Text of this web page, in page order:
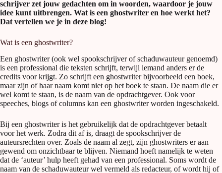
schrijver zet jouw gedachten om in woorden, waardoor je jouw
idee kunt uitbrengen. Wat is een ghostwriter en hoe werkt het?
Dat vertellen we je in deze blog!
Wat is een ghostwriter?
Een ghostwriter (ook wel spookschrijver of schaduwauteur genoemd)
is een professional die teksten schrijft, terwijl iemand anders er de
credits voor krijgt. Zo schrijft een ghostwriter bijvoorbeeld een boek,
maar zijn of haar naam komt niet op het boek te staan. De naam die er
wel komt te staan, is de naam van de opdrachtgever. Ook voor
speeches, blogs of columns kan een ghostwriter worden ingeschakeld.
Bij een ghostwriter is het gebruikelijk dat de opdrachtgever betaalt
voor het werk. Zodra dit af is, draagt de spookschrijver de
auteursrechten over. Zoals de naam al zegt, zijn ghostwriters er aan
gewend om onzichtbaar te blijven. Niemand hoeft namelijk te weten
dat de ‘auteur’ hulp heeft gehad van een professional. Soms wordt de
naam van de schaduwauteur wel vermeld als redacteur, of wordt hij of